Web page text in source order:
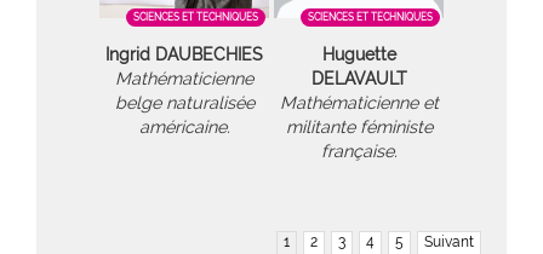
SCIENCES ET TECHNIQUES
Ingrid DAUBECHIES
Mathématicienne
belge naturalisée
américaine.
SCIENCES ET TECHNIQUES
Huguette
DELAVAULT
Mathématicienne et
militante féministe
française.
1 2 3 4 5 Suivant